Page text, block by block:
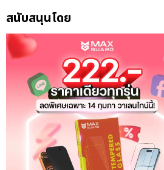
สนับสนุนโดย